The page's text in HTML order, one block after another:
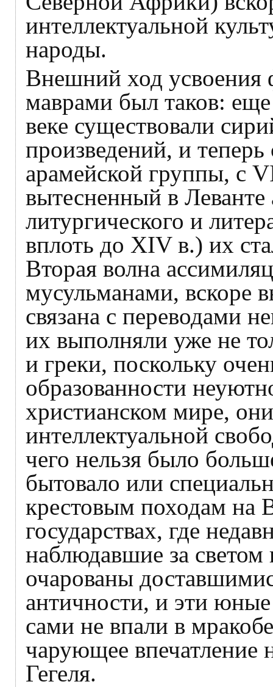
интеллектуальной
народы.
Внешний ход усвоения
маврами был таков:
веке существовали
произведений, и
арамейской группы, с
вытесненный в Леванте
литургического и
вплоть до XIV в.) их
Вторая волна
мусульманами, вскоре
связана с переводами
их выполняли уже не
и греки, поскольку
образованности
христианском мире,
интеллектуальной
чего нельзя было
бытовало или
крестовым походам на
государствах, где
наблюдавшие за
очарованы
античности, и эти
сами не впали в
чарующее впечатление
Гегеля.